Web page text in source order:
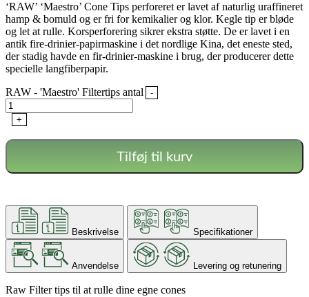
‘RAW’ ‘Maestro’ Cone Tips perforeret er lavet af naturlig uraffineret
hamp & bomuld og er fri for kemikalier og klor. Kegle tip er bløde
og let at rulle. Korsperforering sikrer ekstra støtte. De er lavet i en
antik fire-drinier-papirmaskine i det nordlige Kina, det eneste sted,
der stadig havde en fir-drinier-maskine i brug, der producerer dette
specielle langfiberpapir.
RAW - 'Maestro' Filtertips antal
-
+
Tilføj til kurv
Beskrivelse Specifikationer
Anvendelse Levering og retunering
Raw Filter tips til at rulle dine egne cones